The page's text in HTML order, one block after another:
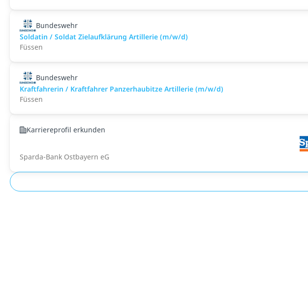
Bundeswehr
Soldatin / Soldat Zielaufklärung Artillerie (m/w/d)
Füssen
Bundeswehr
Kraftfahrerin / Kraftfahrer Panzerhaubitze Artillerie (m/w/d)
Füssen
Karriereprofil erkunden
Sparda-Bank Ostbayern eG